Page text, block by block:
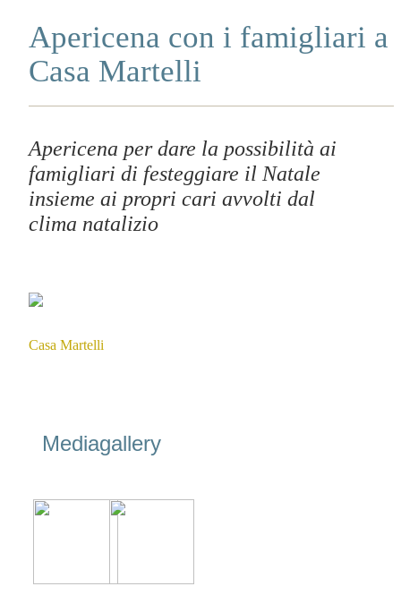
Apericena con i famigliari a
Casa Martelli
Apericena per dare la possibilità ai
famigliari di festeggiare il Natale
insieme ai propri cari avvolti dal
clima natalizio
Casa Martelli
Mediagallery